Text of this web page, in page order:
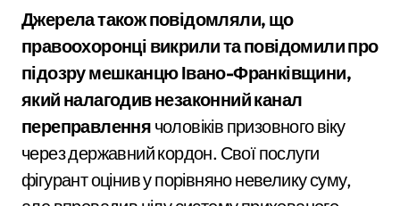
Джерела також повідомляли, що
правоохоронці викрили та повідомили про
підозру мешканцю Івано-Франківщини,
який налагодив незаконний канал
переправлення чоловіків призовного віку
через державний кордон. Свої послуги
фігурант оцінив у порівняно невелику суму,